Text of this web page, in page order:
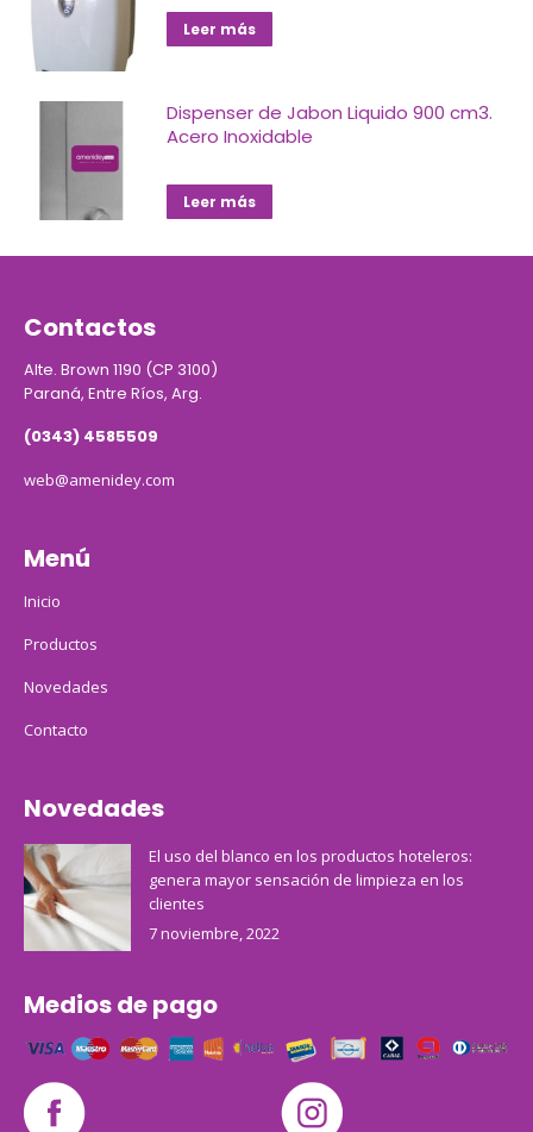
Leer más
Dispenser de Jabon Liquido 900 cm3.
Acero Inoxidable
Leer más
Contactos
Alte. Brown 1190 (CP 3100)
Paraná, Entre Ríos, Arg.
(0343) 4585509
web@amenidey.com
Menú
Inicio
Productos
Novedades
Contacto
Novedades
El uso del blanco en los productos hoteleros:
genera mayor sensación de limpieza en los
clientes
7 noviembre, 2022
Medios de pago